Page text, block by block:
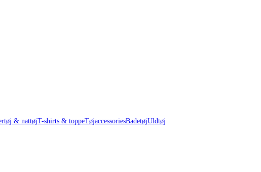
& nattøjT-shirts & toppeTøjaccessoriesBadetøjUldtøj